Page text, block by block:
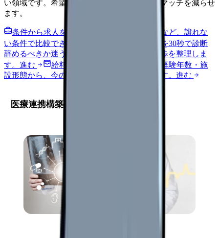
い領域です。希望条件を先に整理するとミスマッチを減らせ
ます。
条件から求人を見る
夜勤回数・残業・通勤など、譲れな
い条件で比較できます。
職場の悩みを30秒で診断
辞めるべきか迷う前に、悩みの種類と次の一歩を整理しま
す。 進む 給料コンパスで比較する
地域・経験年数・施
設形態から、今の給料の現在地を確認できます。 進む
医療連携構築の重要性と現状